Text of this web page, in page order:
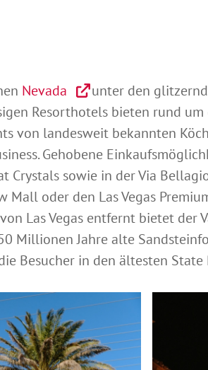
Nevada
unter den
Resorthotels bieten rund
von landesweit bekannten
Gehobene
Crystals sowie in der Via
Mall oder den Las Vegas
Las Vegas entfernt bietet der
Millionen Jahre alte
Besucher in den ältesten State